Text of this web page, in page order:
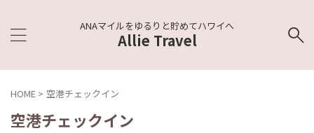
ANAマイルをゆるりと貯めてハワイへ
Allie Travel
HOME > 空港チェックイン
空港チェックイン